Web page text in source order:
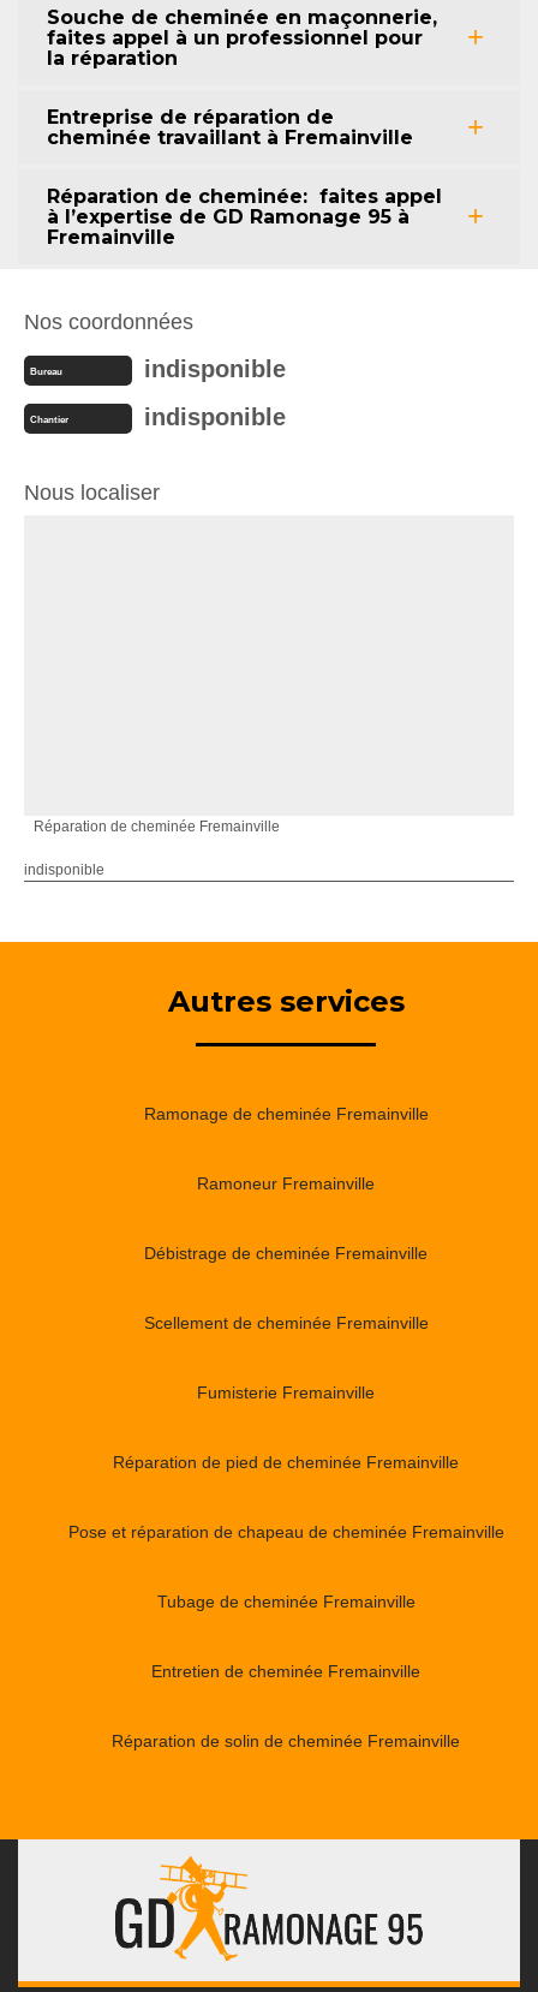
Souche de cheminée en maçonnerie,
faites appel à un professionnel pour
la réparation
Entreprise de réparation de
cheminée travaillant à Fremainville
Réparation de cheminée: faites appel
à l’expertise de GD Ramonage 95 à
Fremainville
Nos coordonnées
Bureau indisponible
Chantier indisponible
Nous localiser
Réparation de cheminée Fremainville
indisponible
Autres services
Ramonage de cheminée Fremainville
Ramoneur Fremainville
Débistrage de cheminée Fremainville
Scellement de cheminée Fremainville
Fumisterie Fremainville
Réparation de pied de cheminée Fremainville
Pose et réparation de chapeau de cheminée Fremainville
Tubage de cheminée Fremainville
Entretien de cheminée Fremainville
Réparation de solin de cheminée Fremainville